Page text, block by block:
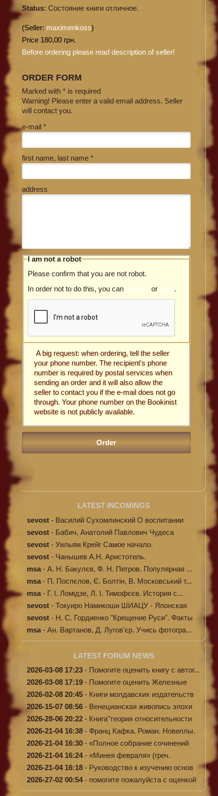
Status: Состояние книги отличное.
(Seller: maximenkoss)
Price 180,00 грн.
Before ordering please read description of seller!
ORDER FORM
Marked with * is required
Warning! Please enter a valid email address. Seller
will contact you.
e-mail *
first name, last name *
address
I am not a robot
Please confirm that you are not robot.
In order not to do this, you can register or login.
A big request: when ordering, tell the seller
your phone number. The recipient's phone
number is required by postal services when
sending an order and it will also allow the
seller to contact you if the e-mail does not go
through. Your phone number on the Bookinist
website is not publicly available.
LATEST INCOMINGS
sevost - Василий Сухомлинский О воспитании
sevost - Бабич, Анатолий Павлович Чудеса
исцелени...
sevost - Уильям Крейг Самое начало.
Происхождение...
sevost - Чанышев А.Н. Аристотель.
msa - А. Н. Бакулєв, Ф. Н. Петров. Популярная ...
msa - П. Поспєлов, Є. Болтін, В. Московський т...
msa - Г. І. Ломідзе, Л. І. Тимофєєв. История с...
sevost - Токуиро Намикоши ШИАЦУ - Японская
терапи...
sevost - Н. С. Гордиенко "Крещение Руси". Факты
п...
msa - Ан. Вартанов, Д. Лугов'єр. Учись фотогра...
LATEST FORUM NEWS
2026-03-08 17:23 - Помогите оценить книгу с автог...
2026-03-08 17:19 - Помогите оценить Железные
доро...
2026-02-08 20:45 - Книги молдавских издательств
2026-15-07 08:56 - Венецианская живопись эпохи
Во...
2026-28-06 20:22 - Книга"теория относительности
и...
2026-21-04 16:38 - Франц Кафка. Роман. Новеллы.
П...
2026-21-04 16:30 - «Полное собрание сочинений
А.Н...
2026-21-04 16:24- «Минея февраля» (греч.
Μηναίον...
2026-21-04 16:18 - Руководство к изучению основ
к...
2026-27-02 00:54- помогите пожалуйста с оценкой
...